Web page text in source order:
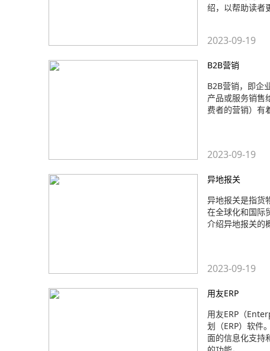
绍，以帮助读者
2023-09-19
B2B营销
B2B营销，即企
产品或服务销售
费者的营销）有
2023-09-19
异地报关
异地报关是指货
在全球化和国际
介绍异地报关的
2023-09-19
用友ERP
用友ERP（
划（ERP）软件
面的信息化支持